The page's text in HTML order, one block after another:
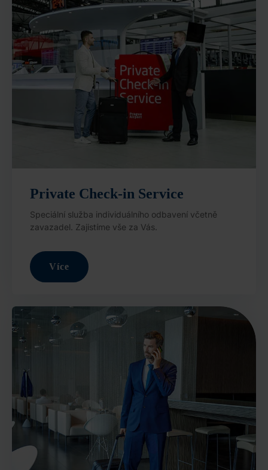
Private Check-in Service
Speciální služba individuálního odbavení včetně
zavazadel. Zajistíme vše za Vás.
Více